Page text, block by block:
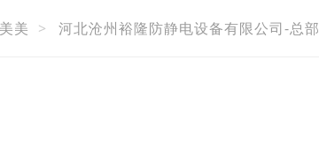
美 > 河北沧州裕隆防静电设备有限公司-总部